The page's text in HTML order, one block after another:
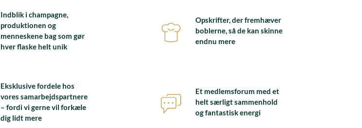
Indblik i champagne,
produktionen og
menneskene bag som gør
hver flaske helt unik
Opskrifter, der fremhæver
boblerne, så de kan skinne
endnu mere
Eksklusive fordele hos
vores samarbejdspartnere
– fordi vi gerne vil forkæle
dig lidt mere
Et medlemsforum med et
helt særligt sammenhold
og fantastisk energi